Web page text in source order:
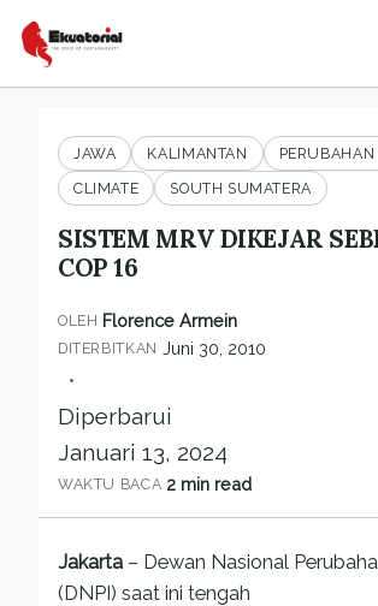
JAWA KALIMANTAN
CLIMATE
SOUTH SUMATERA
SISTEM MRV DIKEJAR
COP 16
OLEH Florence Armein
DITERBITKAN Juni 30, 2010
•
Diperbarui
Januari 13, 2024
WAKTU BACA 2 min read
Jakarta – Dewan Nasional
(DNPI) saat ini tengah